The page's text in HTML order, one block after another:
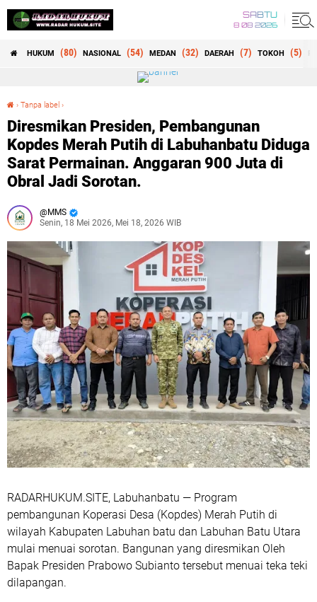
SABTU
8 08 2026
HUKUM (80) NASIONAL (54) MEDAN (32) DAERAH (7) TOKOH (5)
› Tanpa label ›
Diresmikan Presiden, Pembangunan
Kopdes Merah Putih di Labuhanbatu Diduga
Sarat Permainan. Anggaran 900 Juta di
Obral Jadi Sorotan.
MMS
Senin, 18 Mei 2026, Mei 18, 2026 WIB
RADARHUKUM.SITE, Labuhanbatu — Program
pembangunan Koperasi Desa (Kopdes) Merah Putih di
wilayah Kabupaten Labuhan batu dan Labuhan Batu Utara
mulai menuai sorotan. Bangunan yang diresmikan Oleh
Bapak Presiden Prabowo Subianto tersebut menuai teka teki
dilapangan.